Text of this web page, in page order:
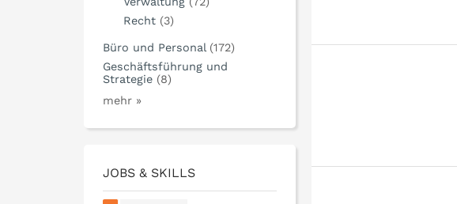
Recht (3)
Büro und Personal (172)
Geschäftsführung und
Strategie (8)
mehr »
JOBS & SKILLS